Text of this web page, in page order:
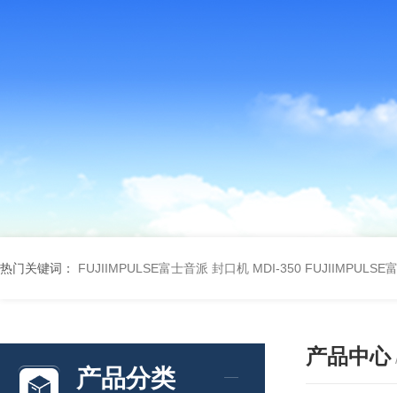
热门关键词： FUJIIMPULSE富士音派 封口机 MDI-350 FUJIIMPULSE
产品分类
产品中心